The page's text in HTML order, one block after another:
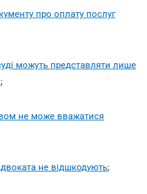
про оплату послуг
можуть представляти лише
;
не може вважатися
не відшкодують;